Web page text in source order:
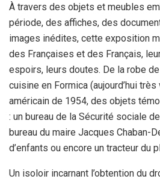
À travers des objets et meubles
période, des affiches, des
images inédites, cette exposition
des Françaises et des Français,
espoirs, leurs doutes. De la robe
cuisine en Formica (aujourd’hui
américain de 1954, des objets
: un bureau de la Sécurité sociale
bureau du maire Jacques Chaban-
d’enfants ou encore un tracteur du
Un isoloir incarnant l’obtention du